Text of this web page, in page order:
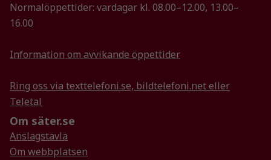
Normalöppettider: vardagar kl. 08.00–12.00, 13.00–
16.00
Information om avvikande öppettider
Ring oss via texttelefoni.se, bildtelefoni.net eller
Teletal
Om säter.se
Anslagstavla
Om webbplatsen